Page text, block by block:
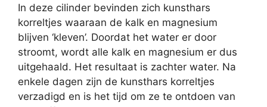
In deze cilinder bevinden zich kunsthars
korreltjes waaraan de kalk en magnesium
blijven ‘kleven’. Doordat het water er door
stroomt, wordt alle kalk en magnesium er dus
uitgehaald. Het resultaat is zachter water. Na
enkele dagen zijn de kunsthars korreltjes
verzadigd en is het tijd om ze te ontdoen van